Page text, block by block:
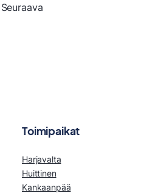
Seuraava
Toimipaikat
Harjavalta
Huittinen
Kankaanpää